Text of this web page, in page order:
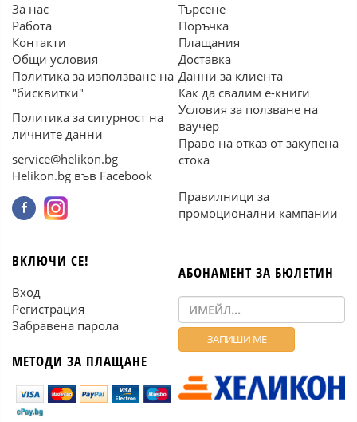
За нас
Работа
Контакти
Общи условия
Политика за използване на
"бисквитки"
Политика за сигурност на
личните данни
service@helikon.bg
Helikon.bg във Facebook
Търсене
Поръчка
Плащания
Доставка
Данни за клиента
Как да свалим е-книги
Условия за ползване на
ваучер
Право на отказ от закупена
стока
Правилници за
промоционални кампании
ВКЛЮЧИ СЕ!
Вход
Регистрация
Забравена парола
МЕТОДИ ЗА ПЛАЩАНЕ
АБОНАМЕНТ ЗА БЮЛЕТИН